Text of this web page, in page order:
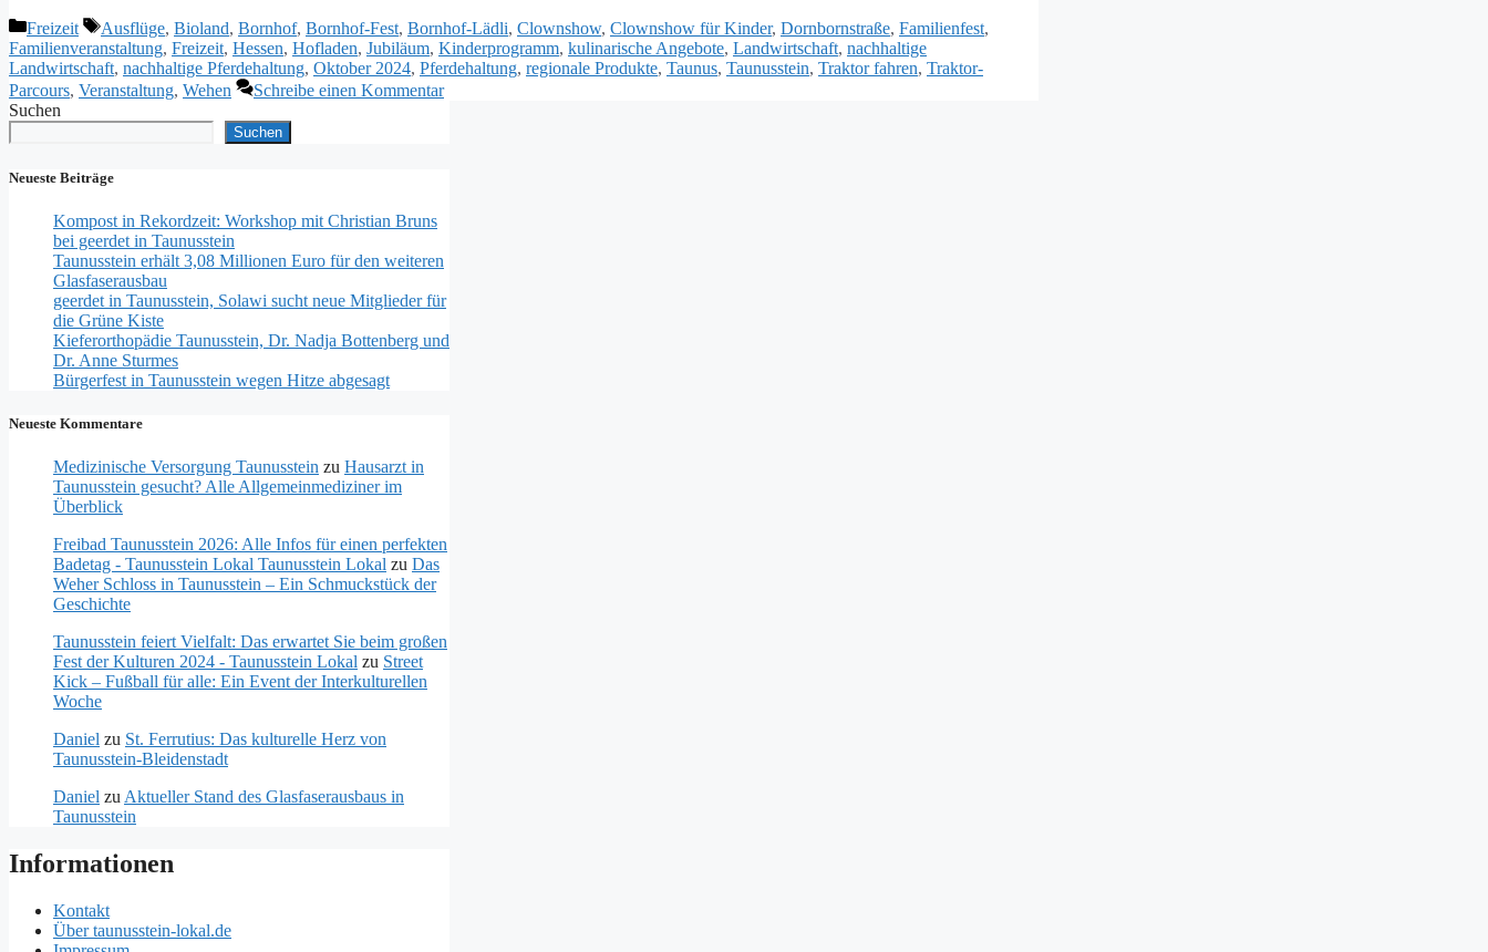
Kategorien
Freizeit Schlagwörter
Ausflüge, Bioland, Bornhof, Bornhof-Fest, Bornhof-Lädli, Clownshow, Clownshow für Kinder, Dornbornstraße, Familienfest,
Familienveranstaltung, Freizeit, Hessen, Hofladen, Jubiläum, Kinderprogramm, kulinarische Angebote, Landwirtschaft, nachhaltige
Landwirtschaft, nachhaltige Pferdehaltung, Oktober 2024, Pferdehaltung, regionale Produkte, Taunus, Taunusstein, Traktor fahren, Traktor-
Parcours, Veranstaltung, Wehen
Schreibe einen Kommentar
Suchen
Suchen
Neueste Beiträge
Kompost in Rekordzeit: Workshop mit Christian Bruns
bei geerdet in Taunusstein
Taunusstein erhält 3,08 Millionen Euro für den weiteren
Glasfaserausbau
geerdet in Taunusstein, Solawi sucht neue Mitglieder für
die Grüne Kiste
Kieferorthopädie Taunusstein, Dr. Nadja Bottenberg und
Dr. Anne Sturmes
Bürgerfest in Taunusstein wegen Hitze abgesagt
Neueste Kommentare
Medizinische Versorgung Taunusstein zu Hausarzt in
Taunusstein gesucht? Alle Allgemeinmediziner im
Überblick
Freibad Taunusstein 2026: Alle Infos für einen perfekten
Badetag - Taunusstein Lokal Taunusstein Lokal zu Das
Weher Schloss in Taunusstein – Ein Schmuckstück der
Geschichte
Taunusstein feiert Vielfalt: Das erwartet Sie beim großen
Fest der Kulturen 2024 - Taunusstein Lokal zu Street
Kick – Fußball für alle: Ein Event der Interkulturellen
Woche
Daniel zu St. Ferrutius: Das kulturelle Herz von
Taunusstein-Bleidenstadt
Daniel zu Aktueller Stand des Glasfaserausbaus in
Taunusstein
Informationen
Kontakt
Über taunusstein-lokal.de